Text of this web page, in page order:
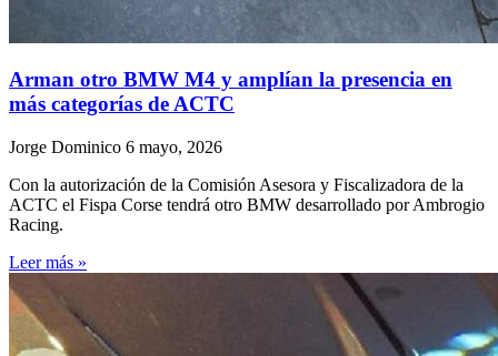
Arman otro BMW M4 y amplían la presencia en
más categorías de ACTC
Jorge Dominico 6 mayo, 2026
Con la autorización de la Comisión Asesora y Fiscalizadora de la
ACTC el Fispa Corse tendrá otro BMW desarrollado por Ambrogio
Racing.
Leer más »